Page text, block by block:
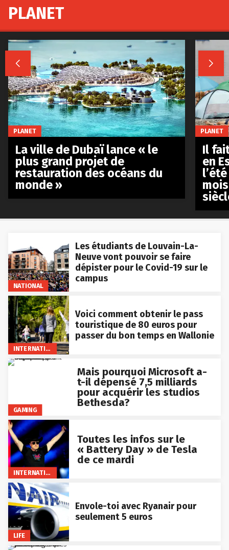
NATIONAL
Les étudiants de Louvain-La-
Neuve vont pouvoir se faire
dépister pour le Covid-19 sur le
campus
INTERNATIONAL
Voici comment obtenir le pass
touristique de 80 euros pour
passer du bon temps en Wallonie
GAMING
Mais pourquoi Microsoft a-
t-il dépensé 7,5 milliards
pour acquérir les studios
Bethesda?
INTERNATIONAL
Toutes les infos sur le
« Battery Day » de Tesla
de ce mardi
LIFE
Envole-toi avec Ryanair pour
seulement 5 euros
PLANET
 
PLANET
La ville de Dubaï lance « le
plus grand projet de
restauration des océans du
monde »
PLANET
Il
en